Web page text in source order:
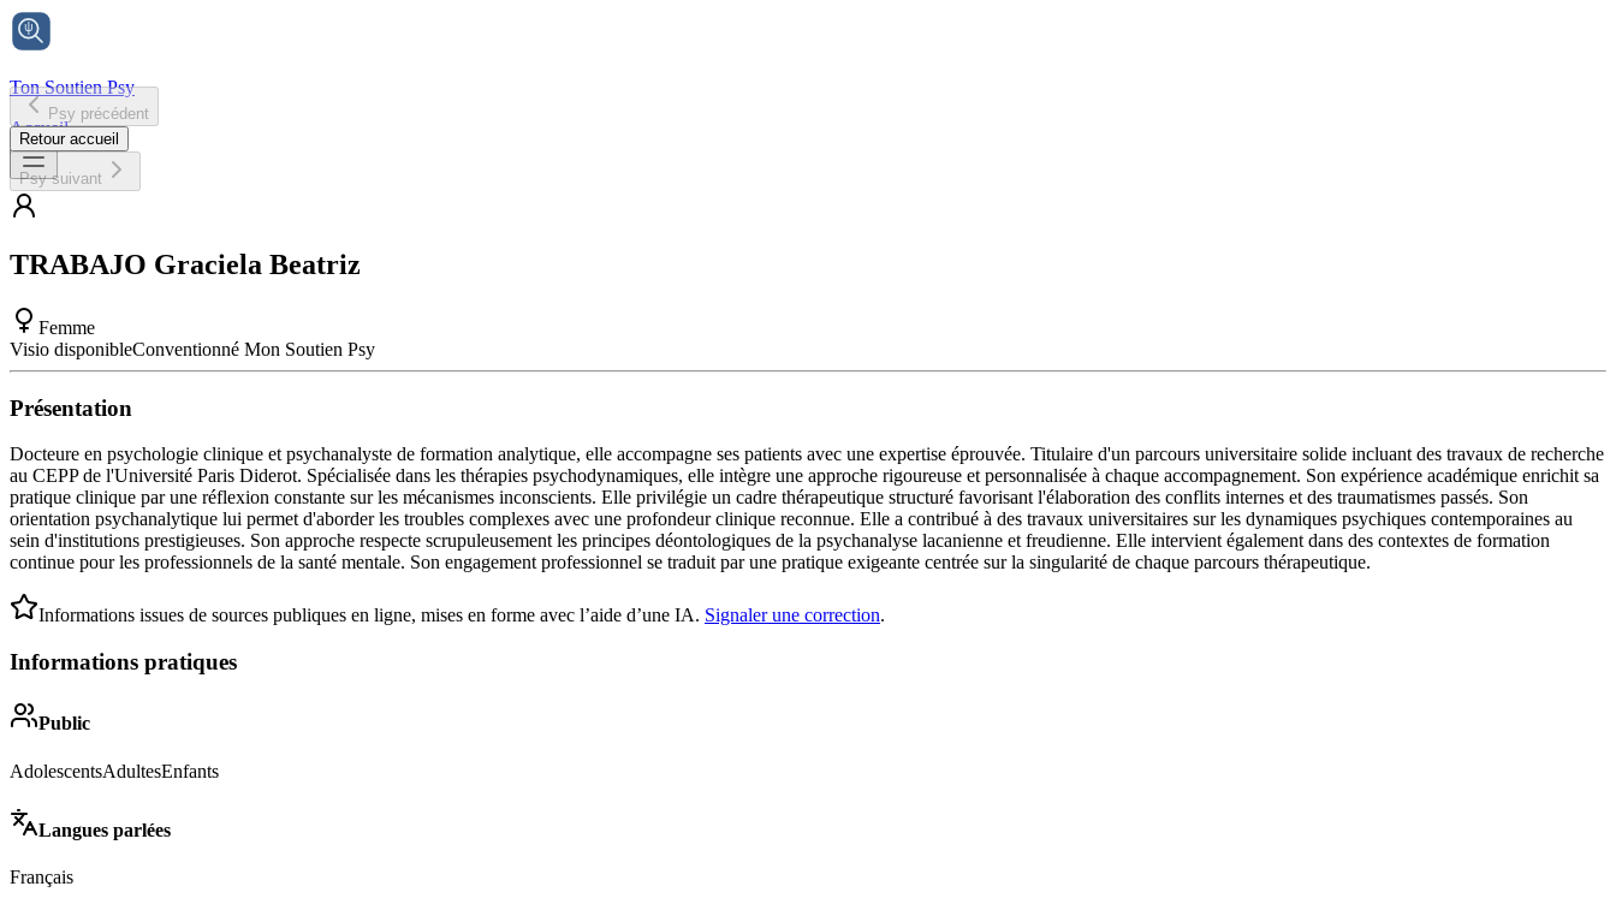
Ton Soutien Psy
Accueil
Psy précédent
Retour accueil
Psy suivant
TRABAJO Graciela Beatriz
Femme
Visio disponibleConventionné Mon Soutien Psy
Présentation
Docteure en psychologie clinique et psychanalyste de formation analytique, elle accompagne ses patients avec une expertise éprouvée. Titulaire d'un parcours universitaire solide incluant des travaux de recherche
au CEPP de l'Université Paris Diderot. Spécialisée dans les thérapies psychodynamiques, elle intègre une approche rigoureuse et personnalisée à chaque accompagnement. Son expérience académique enrichit sa
pratique clinique par une réflexion constante sur les mécanismes inconscients. Elle privilégie un cadre thérapeutique structuré favorisant l'élaboration des conflits internes et des traumatismes passés. Son
orientation psychanalytique lui permet d'aborder les troubles complexes avec une profondeur clinique reconnue. Elle a contribué à des travaux universitaires sur les dynamiques psychiques contemporaines au
sein d'institutions prestigieuses. Son approche respecte scrupuleusement les principes déontologiques de la psychanalyse lacanienne et freudienne. Elle intervient également dans des contextes de formation
continue pour les professionnels de la santé mentale. Son engagement professionnel se traduit par une pratique exigeante centrée sur la singularité de chaque parcours thérapeutique.
Informations issues de sources publiques en ligne, mises en forme avec l’aide d’une IA. Signaler une correction.
Informations pratiques
Public
AdolescentsAdultesEnfants
Langues parlées
Français